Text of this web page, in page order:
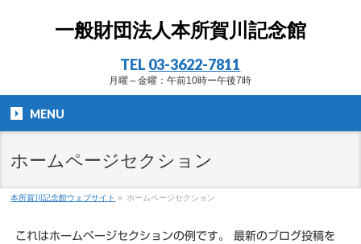
一般財団法人本所賀川記念館
TEL 03-3622-7811
月曜～金曜：午前10時ー午後7時
MENU
ホームページセクション
本所賀川記念館ウェブサイト » ホームページセクション
これはホームページセクションの例です。 最新のブログ投稿を